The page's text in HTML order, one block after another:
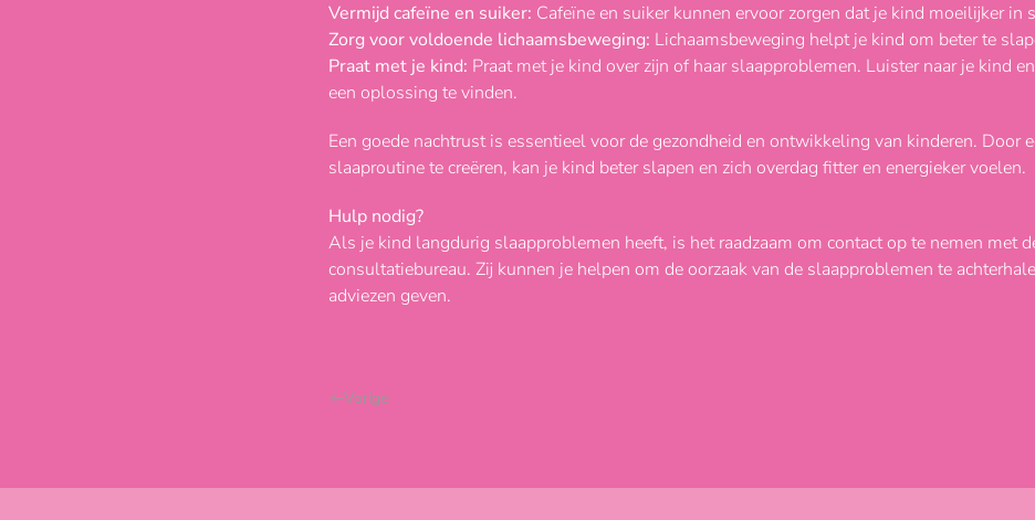
Vermijd cafeïne en suiker: Cafeïne en suiker kunnen ervoor zorgen dat je kind moeilijker in
Zorg voor voldoende lichaamsbeweging: Lichaamsbeweging helpt je kind om beter te
Praat met je kind: Praat met je kind over zijn of haar slaapproblemen. Luister naar je kind
een oplossing te vinden.
Een goede nachtrust is essentieel voor de gezondheid en ontwikkeling van kinderen. Door
slaaproutine te creëren, kan je kind beter slapen en zich overdag fitter en energieker voelen.
Hulp nodig?
Als je kind langdurig slaapproblemen heeft, is het raadzaam om contact op te nemen met
consultatiebureau. Zij kunnen je helpen om de oorzaak van de slaapproblemen te
adviezen geven.
Vorige